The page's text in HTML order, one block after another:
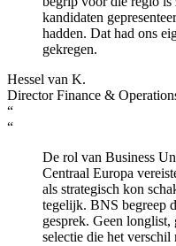
kandidaten
hadden. Dat had ons
gekregen.
Hessel van K.
Director Finance &
“
“
De rol van Business
Centraal Europa
als strategisch kon
tegelijk. BNS begreep
gesprek. Geen
selectie die het verschil